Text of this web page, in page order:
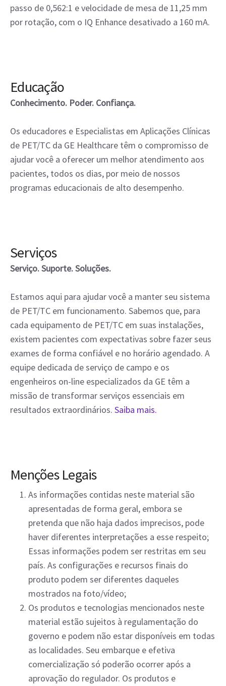
passo de 0,562:1 e velocidade de mesa de 11,25 mm
por rotação, com o IQ Enhance desativado a 160 mA.
Educação
Conhecimento. Poder. Confiança.
Os educadores e Especialistas em Aplicações Clínicas
de PET/TC da GE Healthcare têm o compromisso de
ajudar você a oferecer um melhor atendimento aos
pacientes, todos os dias, por meio de nossos
programas educacionais de alto desempenho.
Serviços
Serviço. Suporte. Soluções.
Estamos aqui para ajudar você a manter seu sistema
de PET/TC em funcionamento. Sabemos que, para
cada equipamento de PET/TC em suas instalações,
existem pacientes com expectativas sobre fazer seus
exames de forma confiável e no horário agendado. A
equipe dedicada de serviço de campo e os
engenheiros on-line especializados da GE têm a
missão de transformar serviços essenciais em
resultados extraordinários. Saiba mais.
Menções Legais
As informações contidas neste material são
apresentadas de forma geral, embora se
pretenda que não haja dados imprecisos, pode
haver diferentes interpretações a esse respeito;
Essas informações podem ser restritas em seu
país. As configurações e recursos finais do
produto podem ser diferentes daqueles
mostrados na foto/vídeo;
Os produtos e tecnologias mencionados neste
material estão sujeitos à regulamentação do
governo e podem não estar disponíveis em todas
as localidades. Seu embarque e efetiva
comercialização só poderão ocorrer após a
aprovação do regulador. Os produtos e